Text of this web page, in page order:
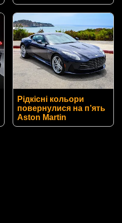
Рідкісні кольори
повернулися на п’ять
Aston Martin